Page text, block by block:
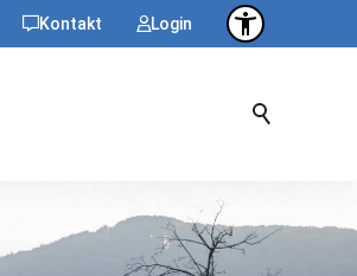
Kontakt Login